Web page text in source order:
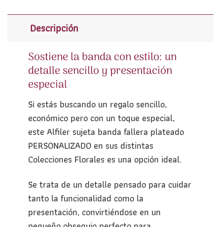
Descripción
Sostiene la banda con estilo: un
detalle sencillo y presentación
especial
Si estás buscando un regalo sencillo,
económico pero con un toque especial,
este Alfiler sujeta banda fallera plateado
PERSONALIZADO en sus distintas
Colecciones Florales es una opción ideal.
Se trata de un detalle pensado para cuidar
tanto la funcionalidad como la
presentación, convirtiéndose en un